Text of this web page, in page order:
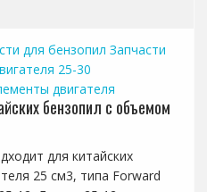
для бензопил Запчасти
25-30
двигателя
бензопил с объемом
для китайских
25 см3, типа Forward